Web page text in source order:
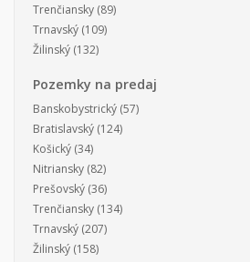
Trenčiansky (89)
Trnavský (109)
Žilinský (132)
Pozemky na predaj
Banskobystrický (57)
Bratislavský (124)
Košický (34)
Nitriansky (82)
Prešovský (36)
Trenčiansky (134)
Trnavský (207)
Žilinský (158)